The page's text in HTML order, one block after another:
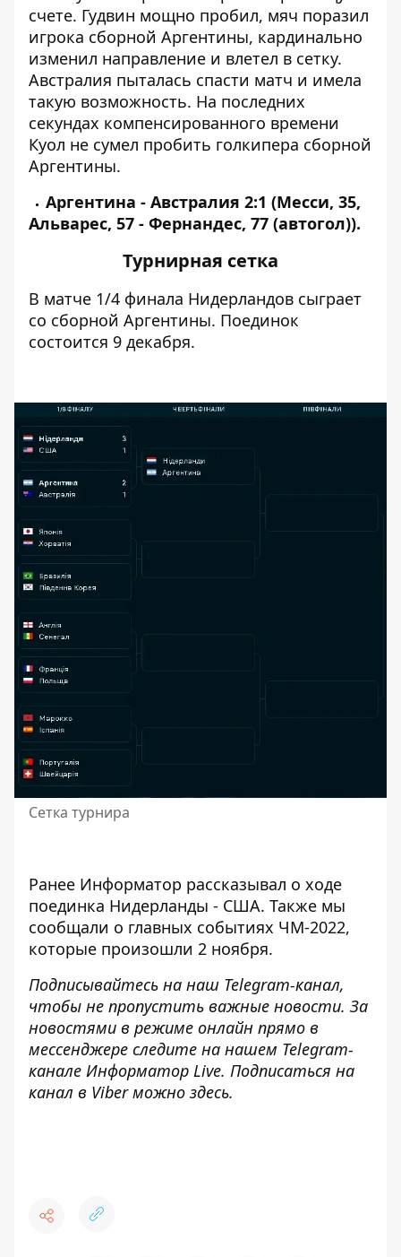
счете. Гудвин мощно пробил, мяч поразил
игрока сборной Аргентины, кардинально
изменил направление и влетел в сетку.
Австралия пыталась спасти матч и имела
такую ​​возможность. На последних
секундах компенсированного времени
Куол не сумел пробить голкипера сборной
Аргентины.
Аргентина - Австралия 2:1 (Месси, 35,
Альварес, 57 - Фернандес, 77 (автогол)).
Турнирная сетка
В матче 1/4 финала Нидерландов сыграет
со сборной Аргентины. Поединок
состоится 9 декабря.
Сетка турнира
Ранее Информатор рассказывал о ходе
поединка Нидерланды - США. Также мы
сообщали о главных событиях ЧМ-2022,
которые произошли 2 ноября.
Подписывайтесь на наш Telegram-канал,
чтобы не пропустить важные новости. За
новостями в режиме онлайн прямо в
мессенджере следите на нашем Telegram-
канале Информатор Live. Подписаться на
канал в Viber можно здесь.